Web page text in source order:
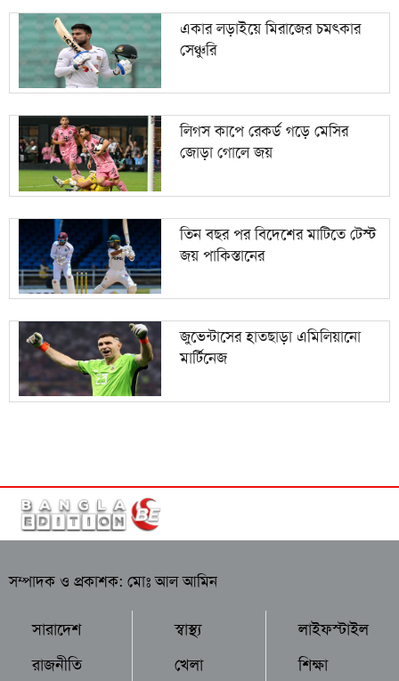
একার লড়াইয়ে মিরাজের চমৎকার
সেঞ্চুরি
লিগস কাপে রেকর্ড গড়ে মেসির
জোড়া গোলে জয়
তিন বছর পর বিদেশের মাটিতে টেস্ট
জয় পাকিস্তানের
জুভেন্টাসের হাতছাড়া এমিলিয়ানো
মার্টিনেজ
সম্পাদক ও প্রকাশক: মোঃ আল আমিন
সারাদেশ
রাজনীতি
স্বাস্থ্য
খেলা
লাইফস্টাইল
শিক্ষা